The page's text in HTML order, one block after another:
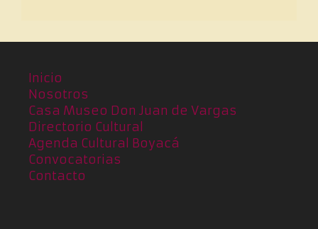
Inicio
Nosotros
Casa Museo Don Juan de Vargas
Directorio Cultural
Agenda Cultural Boyacá
Convocatorias
Contacto